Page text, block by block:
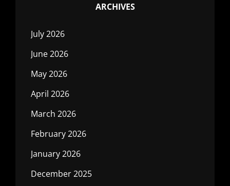
ARCHIVES
July 2026
June 2026
May 2026
April 2026
March 2026
February 2026
January 2026
December 2025